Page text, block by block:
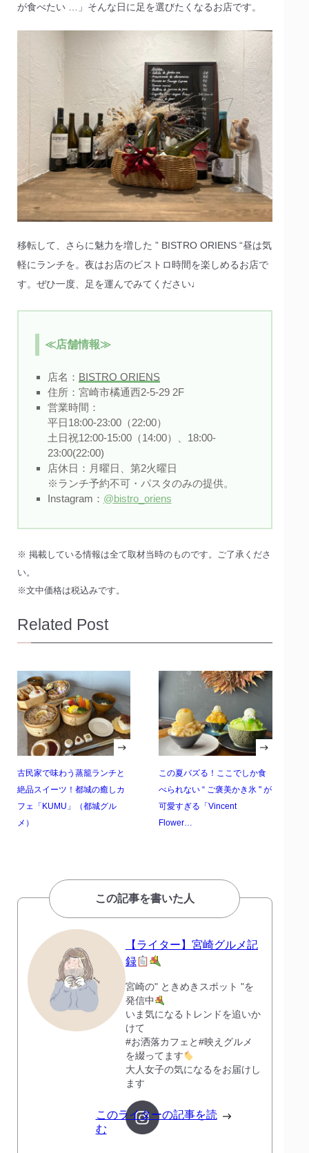
が食べたい …」そんな日に足を選びたくなるお店です。
移転して、さらに魅力を増した ” BISTRO ORIENS “昼は気
軽にランチを。夜はお店のビストロ時間を楽しめるお店で
す。ぜひ一度、足を運んでみてください♩
≪店舗情報≫
店名： BISTRO ORIENS
住所：宮崎市橘通西2-5-29 2F
営業時間：
平日18:00-23:00（22:00）
土日祝12:00-15:00（14:00）、18:00-
23:00(22:00)
店休日：月曜日、第2火曜日
※ランチ予約不可・パスタのみの提供。
Instagram： @bistro_oriens
※ 掲載している情報は全て取材当時のものです。ご了承くださ
い。
※文中価格は税込みです。
Related Post
古民家で味わう蒸籠ランチと
絶品スイーツ！都城の癒しカ
フェ「KUMU」（都城グル
メ）
この夏バズる！ここでしか食
べられない “ ご褒美かき氷 " が
可愛すぎる「Vincent
Flower…
この記事を書いた人
【ライター】宮崎グルメ記
録
宮崎の" ときめきスポット "を
発信中
いま気になるトレンドを追いか
けて
#お洒落カフェと#映えグルメ
を綴ってます
大人女子の気になるをお届けし
ます
このライターの記事を読
む